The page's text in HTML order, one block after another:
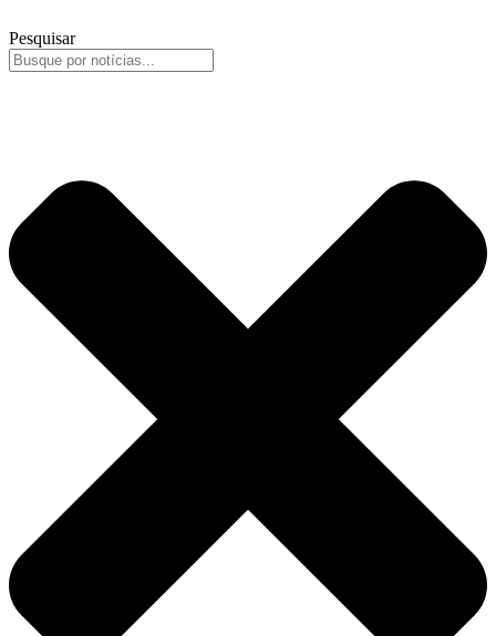
Pesquisar